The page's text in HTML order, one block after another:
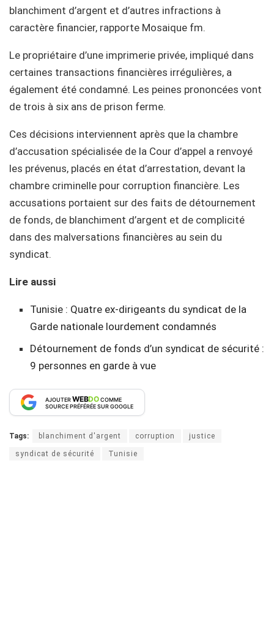
blanchiment d’argent et d’autres infractions à
caractère financier, rapporte Mosaique fm.
Le propriétaire d’une imprimerie privée, impliqué dans
certaines transactions financières irrégulières, a
également été condamné. Les peines prononcées vont
de trois à six ans de prison ferme.
Ces décisions interviennent après que la chambre
d’accusation spécialisée de la Cour d’appel a renvoyé
les prévenus, placés en état d’arrestation, devant la
chambre criminelle pour corruption financière. Les
accusations portaient sur des faits de détournement
de fonds, de blanchiment d’argent et de complicité
dans des malversations financières au sein du
syndicat.
Lire aussi
Tunisie : Quatre ex-dirigeants du syndicat de la
Garde nationale lourdement condamnés
Détournement de fonds d’un syndicat de sécurité :
9 personnes en garde à vue
AJOUTERWEBDOCOMME
SOURCE PRÉFÉRÉE SUR GOOGLE
Tags: blanchiment d'argent corruption justice
syndicat de sécurité Tunisie